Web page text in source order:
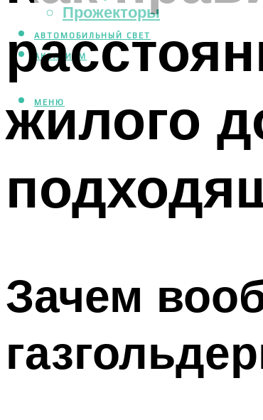
Прожекторы
АВТОМОБИЛЬНЫЙ СВЕТ
АКВАРИУМ
МЕНЮ
жилого
Зачем